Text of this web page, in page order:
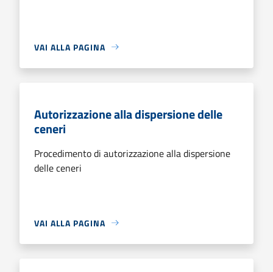
VAI ALLA PAGINA
Autorizzazione alla dispersione delle
ceneri
Procedimento di autorizzazione alla dispersione
delle ceneri
VAI ALLA PAGINA